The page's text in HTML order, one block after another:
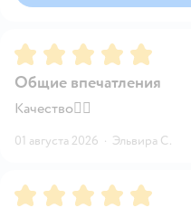
Рейтинг:5
Общие впечатления
Качество👍🏻
01 августа 2026 · Эльвира С.
Рейтинг:5